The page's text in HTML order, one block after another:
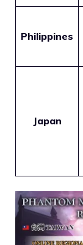
Philippines
Japan